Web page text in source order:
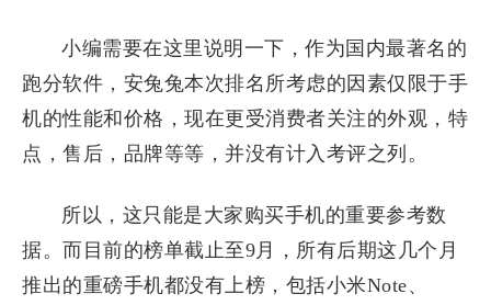
小编需要在这里说明一下，作为国内最著名的
跑分软件，安兔兔本次排名所考虑的因素仅限于手
机的性能和价格，现在更受消费者关注的外观，特
点，售后，品牌等等，并没有计入考评之列。
所以，这只能是大家购买手机的重要参考数
据。而目前的榜单截止至9月，所有后期这几个月
推出的重磅手机都没有上榜，包括小米Note、